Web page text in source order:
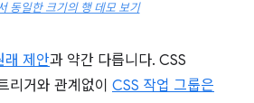
동일한 크기의 행 데모 보기
제안과 약간 다릅니다. CSS
거와 관계없이 CSS 작업 그룹은